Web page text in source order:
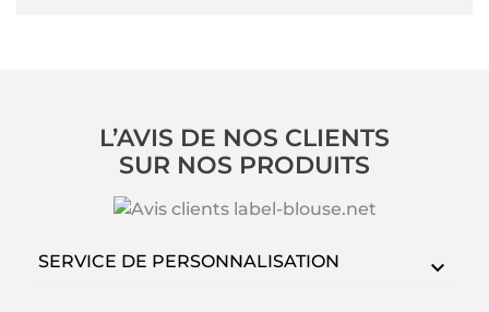
L’AVIS DE NOS CLIENTS
SUR NOS PRODUITS
SERVICE DE PERSONNALISATION